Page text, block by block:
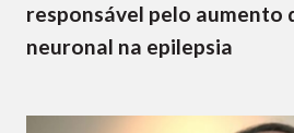
responsável pelo aumento
neuronal na epilepsia